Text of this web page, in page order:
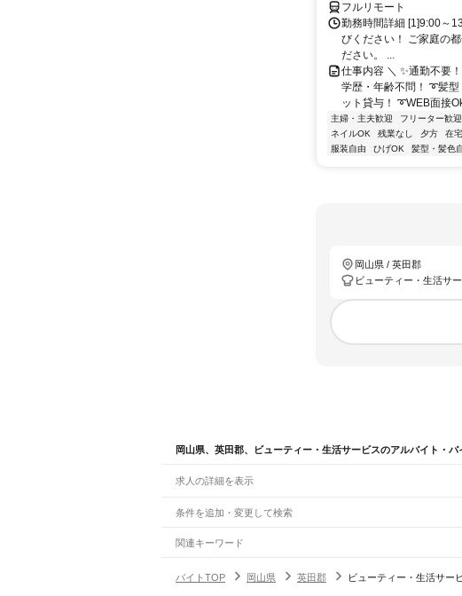
フルリモート
勤務時間詳細 [1]9:00～
びください！ ご家庭の
ださい。 ...
仕事内容 ＼ ✨通勤不要
学歴・年齢不問！ ➰髪
ット貸与！ ➰WEB面接
主婦・主夫歓迎 フリーター歓迎
ネイルOK
残業なし 夕方 在
服装自由
ひげOK 髪型・髪色
岡山県 / 英田郡
ビューティー・生活サ
岡山県、英田郡、ビューティー・生活サービスのアルバイト・バ
求人の詳細を表示
条件を追加・変更して検索
市区町村を追加・変更
岡山県すべて
駅を追加・変更
関連キーワード
岡山県 岡山市 ビューティー・生活サービス オープニング岡
バイトTOP 岡山県 英田郡 ビューティー・生活サー